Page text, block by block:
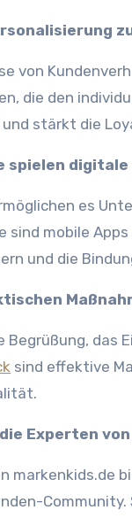
von
die den
stärkt die
spielen
es
sind mobile
und die
Begrüßung, das
sind effektive
die Experten
markenkids.de